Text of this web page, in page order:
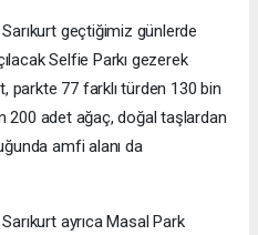
geçtiğimiz günlerde
Selfie Parkı gezerek
parkte 77 farklı türden 130 bin
200 adet ağaç, doğal taşlardan
amfi alanı da
ayrıca Masal Park